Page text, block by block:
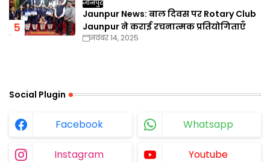
जौनपुर
Jaunpur News: बाल दिवस पर Rotary Club
Jaunpur ने कराई रचनात्मक प्रतियोगिताएँ
नवंबर 14, 2025
Social Plugin
Facebook Whatsapp
Instagram Youtube